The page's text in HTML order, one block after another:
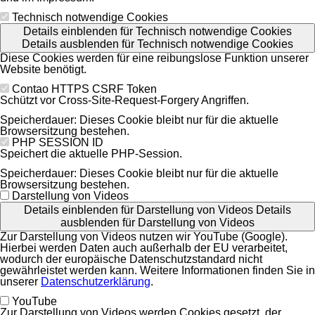
Technisch notwendige Cookies
Details einblenden für Technisch notwendige Cookies
Details ausblenden für Technisch notwendige Cookies
Diese Cookies werden für eine reibungslose Funktion unserer
Website benötigt.
Contao HTTPS CSRF Token
Schützt vor Cross-Site-Request-Forgery Angriffen.
Speicherdauer: Dieses Cookie bleibt nur für die aktuelle
Browsersitzung bestehen.
PHP SESSION ID
Speichert die aktuelle PHP-Session.
Speicherdauer: Dieses Cookie bleibt nur für die aktuelle
Browsersitzung bestehen.
Darstellung von Videos
Details einblenden für Darstellung von Videos Details
ausblenden für Darstellung von Videos
Zur Darstellung von Videos nutzen wir YouTube (Google).
Hierbei werden Daten auch außerhalb der EU verarbeitet,
wodurch der europäische Datenschutzstandard nicht
gewährleistet werden kann. Weitere Informationen finden Sie in
unserer Datenschutzerklärung.
YouTube